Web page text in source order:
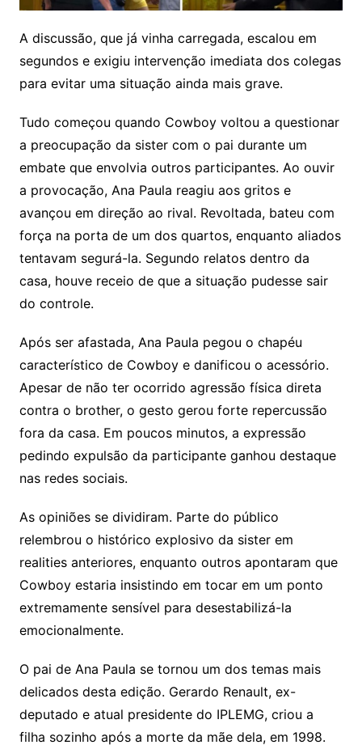
A discussão, que já vinha carregada, escalou em
segundos e exigiu intervenção imediata dos colegas
para evitar uma situação ainda mais grave.
Tudo começou quando Cowboy voltou a questionar
a preocupação da sister com o pai durante um
embate que envolvia outros participantes. Ao ouvir
a provocação, Ana Paula reagiu aos gritos e
avançou em direção ao rival. Revoltada, bateu com
força na porta de um dos quartos, enquanto aliados
tentavam segurá-la. Segundo relatos dentro da
casa, houve receio de que a situação pudesse sair
do controle.
Após ser afastada, Ana Paula pegou o chapéu
característico de Cowboy e danificou o acessório.
Apesar de não ter ocorrido agressão física direta
contra o brother, o gesto gerou forte repercussão
fora da casa. Em poucos minutos, a expressão
pedindo expulsão da participante ganhou destaque
nas redes sociais.
As opiniões se dividiram. Parte do público
relembrou o histórico explosivo da sister em
realities anteriores, enquanto outros apontaram que
Cowboy estaria insistindo em tocar em um ponto
extremamente sensível para desestabilizá-la
emocionalmente.
O pai de Ana Paula se tornou um dos temas mais
delicados desta edição. Gerardo Renault, ex-
deputado e atual presidente do IPLEMG, criou a
filha sozinho após a morte da mãe dela, em 1998.